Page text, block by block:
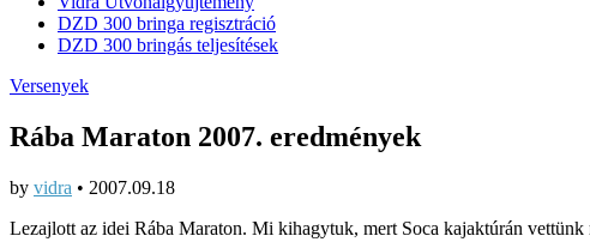
DZD 300 bringa regisztráció
DZD 300 bringás teljesítések
Versenyek
Rába Maraton 2007. eredmények
by vidra • 2007.09.18
Lezajlott az idei Rába Maraton. Mi kihagytuk, mert Soca kajaktúrán vettünk